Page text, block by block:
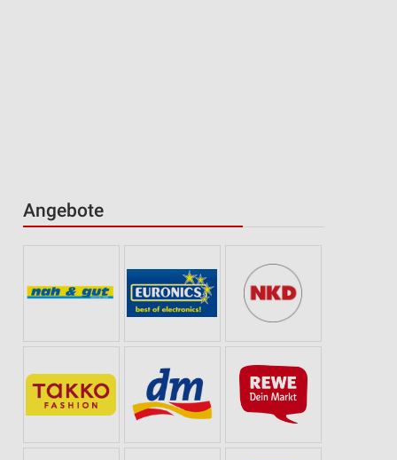
Angebote